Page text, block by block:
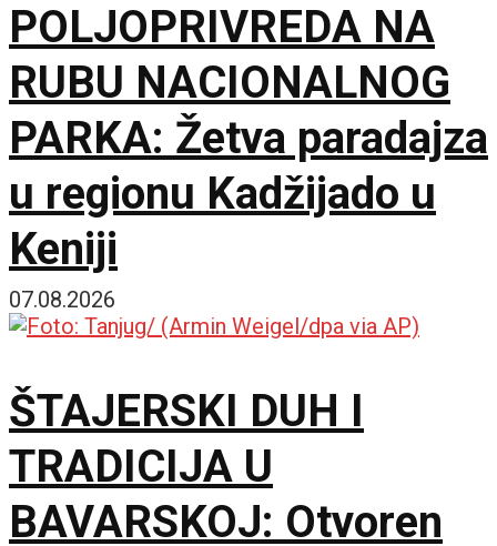
POLJOPRIVREDA NA
RUBU NACIONALNOG
PARKA: Žetva paradajza
u regionu Kadžijado u
Keniji
07.08.2026
ŠTAJERSKI DUH I
TRADICIJA U
BAVARSKOJ: Otvoren